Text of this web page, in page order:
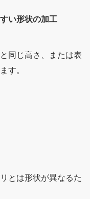
い形状の加工
同じ高さ、または表
す。
とは形状が異なるた